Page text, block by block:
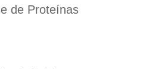
de Proteínas